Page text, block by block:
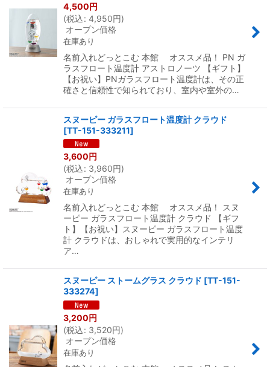
4,500円
(税込: 4,950円)
オープン価格
在庫あり
名前入れどっとこむ 本館 オススメ品！ PN ガ
ラスフロート温度計 アストロノーツ 【ギフト】
【お祝い】PNガラスフロート温度計は、その正
確さと信頼性で知られており、室内や室外の…
スヌーピー ガラスフロート温度計 クラウド
[TT-151-333211]
3,600円
(税込: 3,960円)
オープン価格
在庫あり
名前入れどっとこむ 本館 オススメ品！ スヌ
ーピー ガラスフロート温度計 クラウド 【ギフ
ト】【お祝い】スヌーピー ガラスフロート温度
計 クラウドは、おしゃれで実用的なインテリ
ア…
スヌーピー ストームグラス クラウド [TT-151-
333274]
3,200円
(税込: 3,520円)
オープン価格
在庫あり